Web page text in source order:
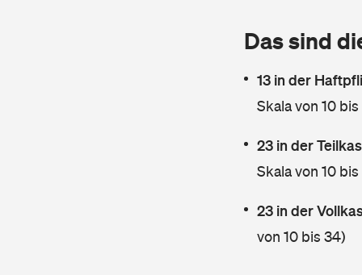
Das sind
13 in der
Skala von 10
23 in der
Skala von 10
23 in der
von 10 bis 34)